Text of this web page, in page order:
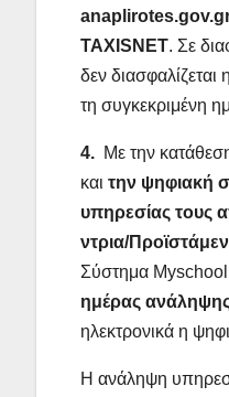
anaplirotes.gov.
TAXISNET. Σε
δεν
τη συγκεκριμένη
4. Με την
και την ψηφιακή
υπηρεσίας τους
ντρια/
Σύστημα
ημέρας
ηλεκτρονικά η
Η ανάληψη